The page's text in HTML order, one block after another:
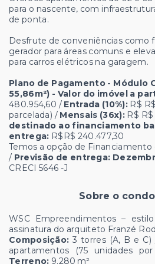
para o nascente, com
de ponta.
Desfrute de conveniências como
gerador para áreas comuns e
para carros elétricos na garagem.
Plano de Pagamento - Módulo
55,86m²) - Valor do imóvel a
480.954,60 / Entrada (10%):R$
parcelada) / Mensais (36x):R$ R$
destinado ao financiamento
entrega: R$R$ 240.477,30
Temos a opção de
/ Previsão de entrega:
CRECI 5646 -J
Sobre o
WSC Empreendimentos –
assinatura do arquiteto Franzé
Composição:3 torres (A, B e C)
apartamentos (75 unidades
Terreno: 9.280 m²